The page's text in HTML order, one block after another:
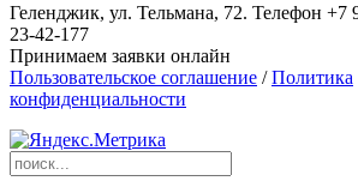
Геленджик, ул. Тельмана, 72. Телефон +7
23-42-177
Принимаем заявки онлайн
Пользовательское соглашение /Политика
конфиденциальности